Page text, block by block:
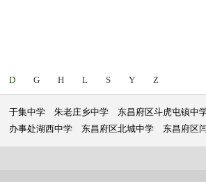
D G H L S Y Z
于集中学 朱老庄乡中学 东昌府区斗虎屯镇中
办事处湖西中学
东昌府区北城中学 东昌府区